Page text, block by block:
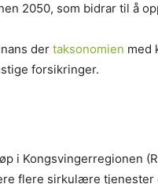
2050, som bidrar til å
der taksonomien med
forsikringer.
i Kongsvingerregionen
flere sirkulære